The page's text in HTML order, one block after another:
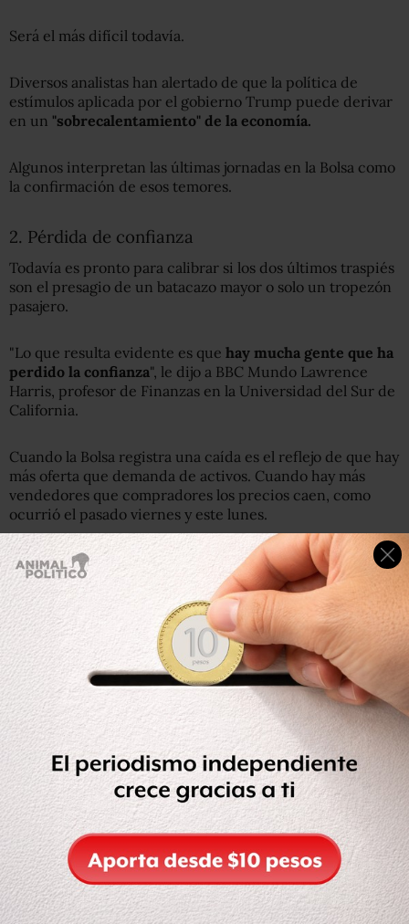
Será el más difícil todavía.
Diversos analistas han alertado de que la política de
estímulos aplicada por el gobierno Trump puede derivar
en un "sobrecalentamiento" de la economía.
Algunos interpretan las últimas jornadas en la Bolsa como
la confirmación de esos temores.
2. Pérdida de confianza
Todavía es pronto para calibrar si los dos últimos traspiés
son el presagio de un batacazo mayor o solo un tropezón
pasajero.
"Lo que resulta evidente es que hay mucha gente que ha
perdido la confianza", le dijo a BBC Mundo Lawrence
Harris, profesor de Finanzas en la Universidad del Sur de
California.
Cuando la Bolsa registra una caída es el reflejo de que hay
más oferta que demanda de activos. Cuando hay más
vendedores que compradores los precios caen, como
ocurrió el pasado viernes y este lunes.
Lo que podría estar relacionado con algunas de las
políticas de Trump.
Getty Images
El presidente Trump ha aprobado restricciones a las
importaciones para favorecer a la producción
estadounidense.